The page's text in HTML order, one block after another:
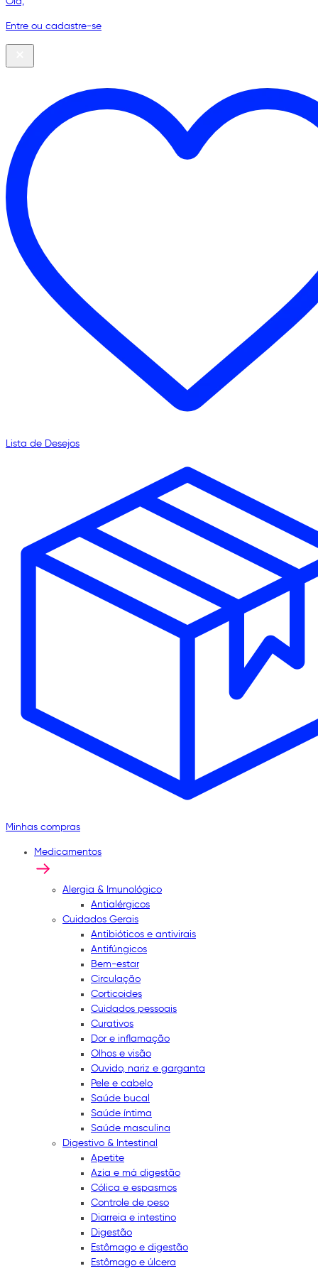
Entre ou cadastre-se
Lista de Desejos
Minhas compras
Medicamentos
Alergia & Imunológico
Antialérgicos
Cuidados Gerais
Antibióticos e antivirais
Antifúngicos
Bem-estar
Circulação
Corticoides
Cuidados pessoais
Curativos
Dor e inflamação
Olhos e visão
Ouvido, nariz e garganta
Pele e cabelo
Saúde bucal
Saúde íntima
Saúde masculina
Digestivo & Intestinal
Apetite
Azia e má digestão
Cólica e espasmos
Controle de peso
Diarreia e intestino
Digestão
Estômago e digestão
Estômago e úlcera